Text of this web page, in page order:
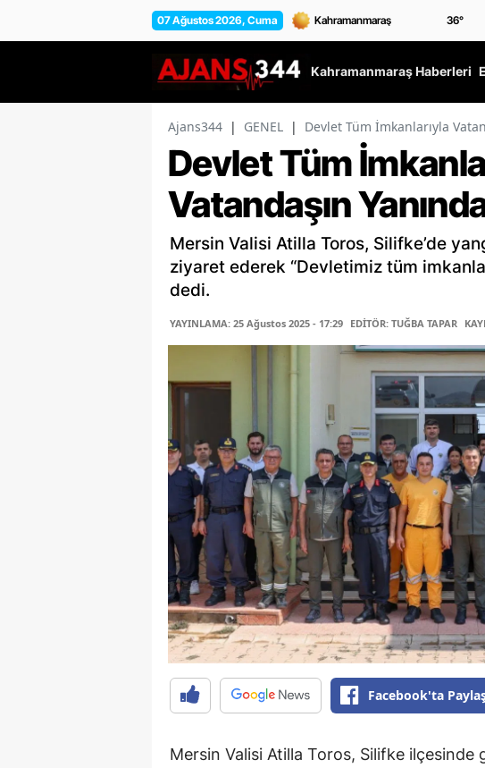
07 Ağustos 2026, Cuma 36°
Kahramanmaraş Haberleri
Ajans344 | GENEL | Devlet Tüm İmkanlarıyla
Devlet Tüm
Vatandaşın
Mersin Valisi Atilla Toros, Silifke’de
ziyaret ederek “Devletimiz tüm
dedi.
YAYINLAMA: 25 Ağustos 2025 - 17:29 EDİTÖR: TUĞBA TAPAR
Facebook'ta
Mersin Valisi Atilla Toros, Silifke ilçesinde